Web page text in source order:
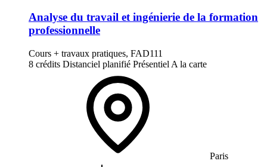
Analyse du travail et ingénierie de la formation
professionnelle
Cours + travaux pratiques, FAD111
8 crédits Distanciel planifié Présentiel A la carte
Paris